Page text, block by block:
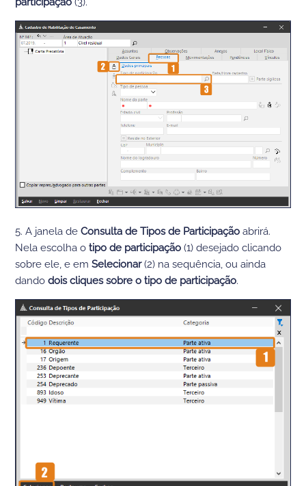
5. A janela deConsulta de Tipos de Participação abrirá.
Nela escolha otipo de participação (1) desejado clicando
sobre ele, e emSelecionar(2) na sequência, ou ainda
dandodois cliques sobre o tipo de participação.